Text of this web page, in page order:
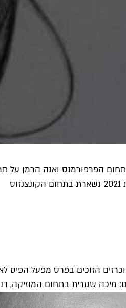
הפרפורמנס ואנה הרמן
הזוכים בפרס מפעל
מיכה שטרית בתחום